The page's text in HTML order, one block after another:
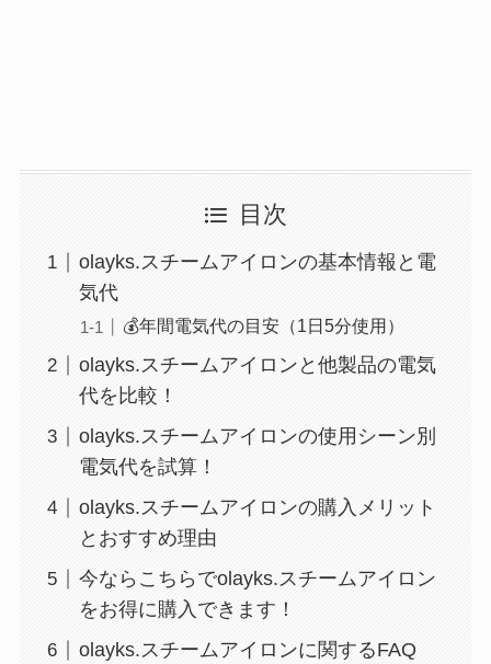
目次
olayks.スチームアイロンの基本情報と電
気代
💰年間電気代の目安（1日5分使用）
olayks.スチームアイロンと他製品の電気
代を比較！
olayks.スチームアイロンの使用シーン別
電気代を試算！
olayks.スチームアイロンの購入メリット
とおすすめ理由
今ならこちらでolayks.スチームアイロン
をお得に購入できます！
olayks.スチームアイロンに関するFAQ